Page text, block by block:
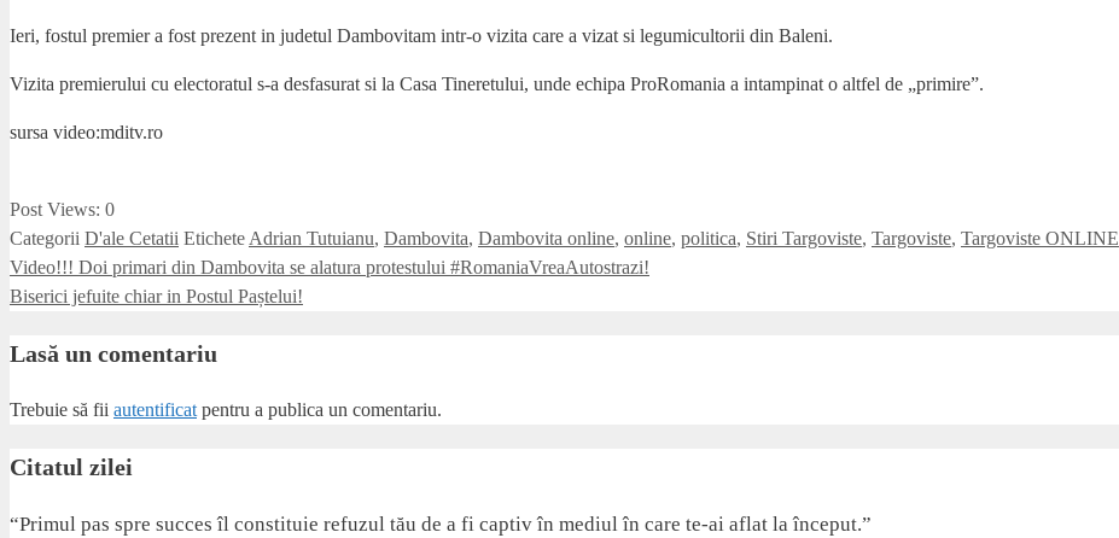
Ieri, fostul premier a fost prezent in judetul Dambovitam intr-o vizita care a vizat si legumicultorii din Baleni.
Vizita premierului cu electoratul s-a desfasurat si la Casa Tineretului, unde echipa ProRomania a intampinat o altfel de „primire”.
sursa video:mditv.ro
Post Views: 0
Categorii D'ale Cetatii Etichete Adrian Tutuianu, Dambovita, Dambovita online, online, politica, Stiri Targoviste, Targoviste, Targoviste ONLINE
Video!!! Doi primari din Dambovita se alatura protestului #RomaniaVreaAutostrazi!
Biserici jefuite chiar in Postul Paștelui!
Lasă un comentariu
Trebuie să fii autentificat pentru a publica un comentariu.
Citatul zilei
“Primul pas spre succes îl constituie refuzul tău de a fi captiv în mediul în care te-ai aflat la început.”